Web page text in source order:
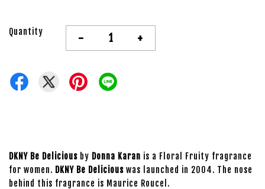
Quantity - +
DKNY Be Delicious by Donna Karan is a Floral Fruity fragrance
for women. DKNY Be Delicious was launched in 2004. The nose
behind this fragrance is Maurice Roucel.